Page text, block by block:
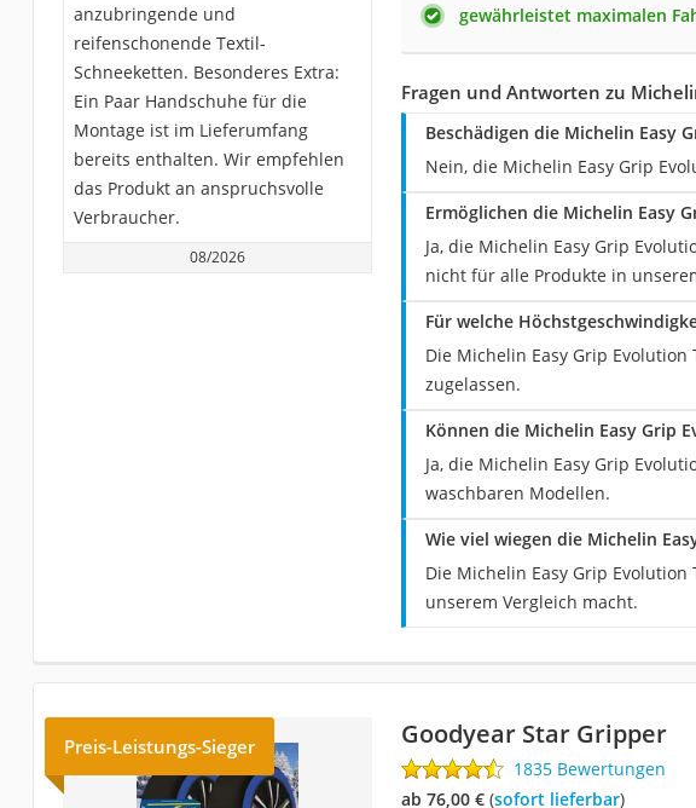
anzubringende und
reifenschonende Textil-
Schneeketten. Besonderes Extra:
Ein Paar Handschuhe für die
Montage ist im Lieferumfang
bereits enthalten. Wir empfehlen
das Produkt an anspruchsvolle
Verbraucher.
08/2026
gewährleistet maximalen
Fragen und Antworten zu
Beschädigen die Michelin Easy
Nein, die Michelin Easy Grip
Ermöglichen die Michelin Easy
Ja, die Michelin Easy Grip
nicht für alle Produkte in
Für welche
Die Michelin Easy Grip
zugelassen.
Können die Michelin Easy Grip
Ja, die Michelin Easy Grip
waschbaren Modellen.
Wie viel wiegen die Michelin
Die Michelin Easy Grip
unserem Vergleich macht.
Preis-Leistungs-Sieger Goodyear Star Gripper
1835 Bewertungen
ab 76,00 €( Sofort lieferbar)